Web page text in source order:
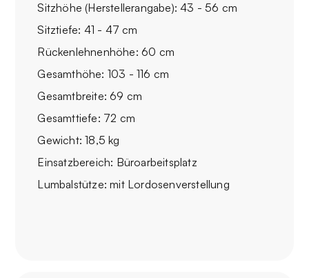
Sitzhöhe (Herstellerangabe): 43 - 56 cm
Sitztiefe: 41 - 47 cm
Rückenlehnenhöhe: 60 cm
Gesamthöhe: 103 - 116 cm
Gesamtbreite: 69 cm
Gesamttiefe: 72 cm
Gewicht: 18,5 kg
Einsatzbereich: Büroarbeitsplatz
Lumbalstütze: mit Lordosenverstellung